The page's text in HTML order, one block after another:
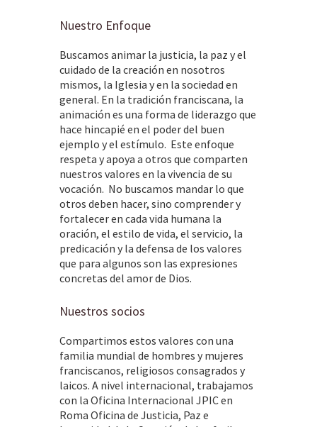
Nuestro Enfoque
Buscamos animar la justicia, la paz y el
cuidado de la creación en nosotros
mismos, la Iglesia y en la sociedad en
general. En la tradición franciscana, la
animación es una forma de liderazgo que
hace hincapié en el poder del buen
ejemplo y el estímulo. Este enfoque
respeta y apoya a otros que comparten
nuestros valores en la vivencia de su
vocación. No buscamos mandar lo que
otros deben hacer, sino comprender y
fortalecer en cada vida humana la
oración, el estilo de vida, el servicio, la
predicación y la defensa de los valores
que para algunos son las expresiones
concretas del amor de Dios.
Nuestros socios
Compartimos estos valores con una
familia mundial de hombres y mujeres
franciscanos, religiosos consagrados y
laicos. A nivel internacional, trabajamos
con la Oficina Internacional JPIC en
Roma Oficina de Justicia, Paz e